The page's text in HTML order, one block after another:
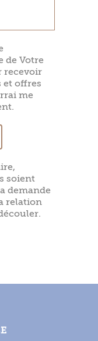
de Votre
recevoir
et offres
me
soient
demande
relation